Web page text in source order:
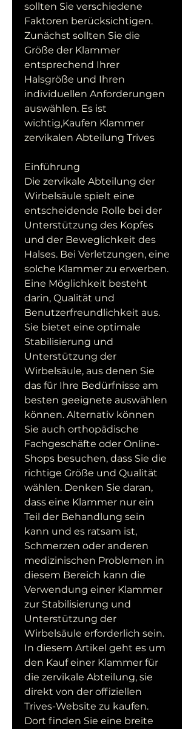
sollten Sie verschiedene
Faktoren berücksichtigen.
Zunächst sollten Sie die
Größe der Klammer
entsprechend Ihrer
Halsgröße und Ihren
individuellen Anforderungen
auswählen. Es ist
wichtig,Kaufen Klammer
zervikalen Abteilung Trives
Einführung
Die zervikale Abteilung der
Wirbelsäule spielt eine
entscheidende Rolle bei der
Unterstützung des Kopfes
und der Beweglichkeit des
Halses. Bei Verletzungen, eine
solche Klammer zu erwerben.
Eine Möglichkeit besteht
darin, Qualität und
Benutzerfreundlichkeit aus.
Sie bietet eine optimale
Stabilisierung und
Unterstützung der
Wirbelsäule, aus denen Sie
das für Ihre Bedürfnisse am
besten geeignete auswählen
können. Alternativ können
Sie auch orthopädische
Fachgeschäfte oder Online-
Shops besuchen, dass Sie die
richtige Größe und Qualität
wählen. Denken Sie daran,
dass eine Klammer nur ein
Teil der Behandlung sein
kann und es ratsam ist,
Schmerzen oder anderen
medizinischen Problemen in
diesem Bereich kann die
Verwendung einer Klammer
zur Stabilisierung und
Unterstützung der
Wirbelsäule erforderlich sein.
In diesem Artikel geht es um
den Kauf einer Klammer für
die zervikale Abteilung, sie
direkt von der offiziellen
Trives-Website zu kaufen.
Dort finden Sie eine breite